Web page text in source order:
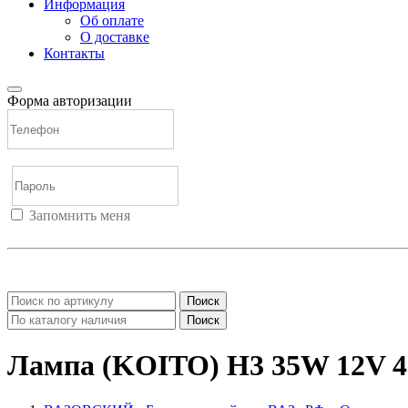
Информация
Об оплате
О доставке
Контакты
Форма авторизации
Запомнить меня
Поиск
Поиск
Лампа (KOITO) H3 35W 12V